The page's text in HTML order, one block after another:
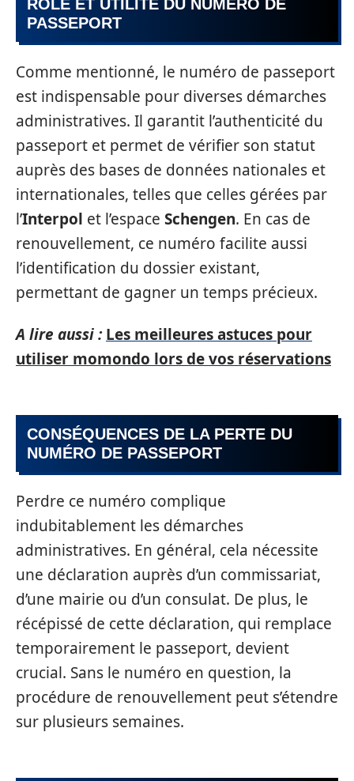
RÔLE ET UTILITÉ DU NUMÉRO DE
PASSEPORT
Comme mentionné, le numéro de passeport
est indispensable pour diverses démarches
administratives. Il garantit l’authenticité du
passeport et permet de vérifier son statut
auprès des bases de données nationales et
internationales, telles que celles gérées par
l’Interpol et l’espace Schengen. En cas de
renouvellement, ce numéro facilite aussi
l’identification du dossier existant,
permettant de gagner un temps précieux.
A lire aussi : Les meilleures astuces pour
utiliser momondo lors de vos réservations
CONSÉQUENCES DE LA PERTE DU
NUMÉRO DE PASSEPORT
Perdre ce numéro complique
indubitablement les démarches
administratives. En général, cela nécessite
une déclaration auprès d’un commissariat,
d’une mairie ou d’un consulat. De plus, le
récépissé de cette déclaration, qui remplace
temporairement le passeport, devient
crucial. Sans le numéro en question, la
procédure de renouvellement peut s’étendre
sur plusieurs semaines.